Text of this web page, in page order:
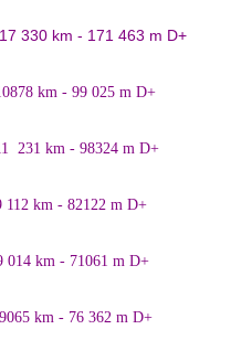
330 km - 171 463 m D+
km - 99 025 m D+
231 km - 98324 m D+
112 km - 82122 m D+
014 km - 71061 m D+
km - 76 362 m D+